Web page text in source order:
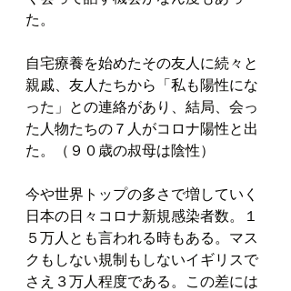
た。
自宅療養を始めたその友人に続々と
親戚、友人たちから「私も陽性にな
った」との連絡があり、結局、会っ
た人物たちの７人がコロナ陽性と出
た。（９０歳の叔母は陰性）
今や世界トップの多さで増していく
日本の日々コロナ新規感染者数。１
５万人とも言われる時もある。マス
クもしない規制もしないイギリスで
さえ３万人程度である。この差には